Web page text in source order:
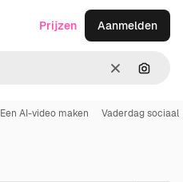
Wissen
Prijzen Aanmelden
Een AI-video maken Vaderdag sociaal